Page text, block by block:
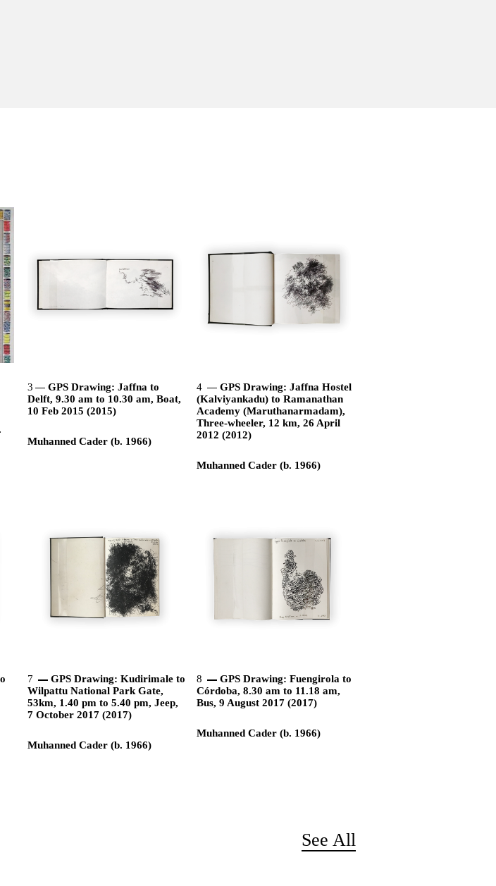
3
GPS Drawing: Jaffna to
Delft, 9.30 am to 10.30 am, Boat,
10 Feb 2015 (2015)
Muhanned Cader (b. 1966)
4
GPS Drawing: Jaffna Hostel
(Kalviyankadu) to Ramanathan
Academy (Maruthanarmadam),
Three-wheeler, 12 km, 26 April
2012 (2012)
Muhanned Cader (b. 1966)
7
GPS Drawing: Kudirimale to
Wilpattu National Park Gate,
53km, 1.40 pm to 5.40 pm, Jeep,
7 October 2017 (2017)
Muhanned Cader (b. 1966)
8
GPS Drawing: Fuengirola to
Córdoba, 8.30 am to 11.18 am,
Bus, 9 August 2017 (2017)
Muhanned Cader (b. 1966)
See All